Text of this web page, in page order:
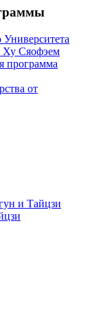
Ху Сяофэем
от
и Тайцзи